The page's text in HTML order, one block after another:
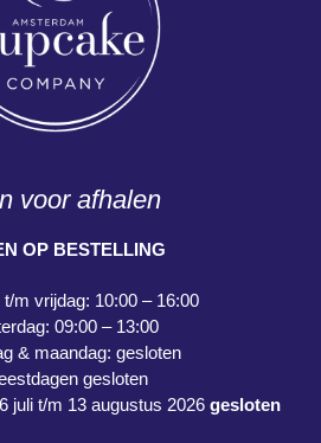
voor afhalen
OP BESTELLING
t/m vrijdag: 10:00 – 16:00
09:00 – 13:00
& maandag: gesloten
gesloten
juli t/m 13 augustus 2026 gesloten